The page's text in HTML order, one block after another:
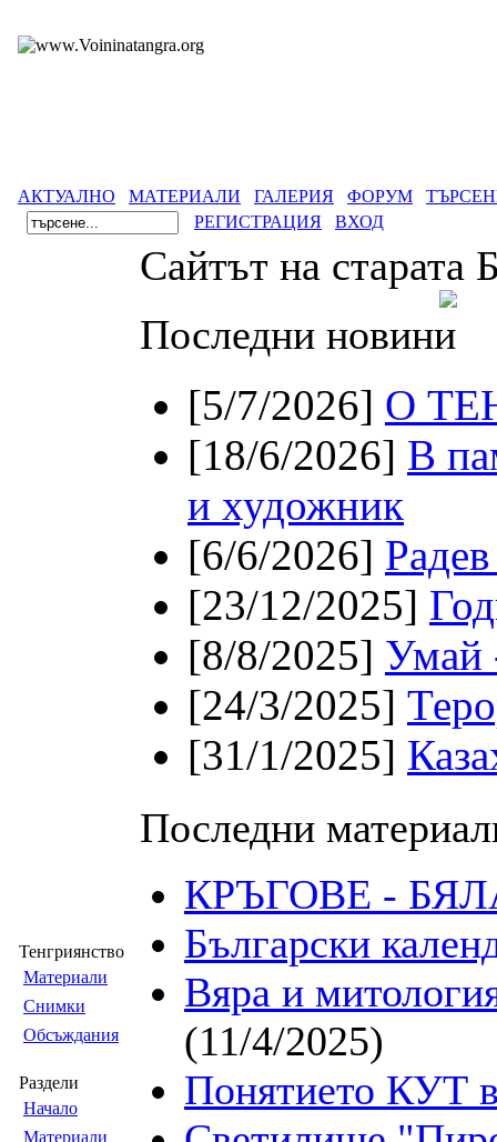
АКТУАЛНО МАТЕРИАЛИ ГАЛЕРИЯ ФОРУМ
РЕГИСТРАЦИЯ
ВХОД
Тенгриянство
Материали
Снимки
Обсъждания
Раздели
Началo
Материали
Сайтът на старата
Последни новини
[5/7/2026] О
[18/6/2026] В
и художник
[6/6/2026]
[23/12/2025]
[8/8/2025] Умай
[24/3/2025]
[31/1/2025]
Последни
КРЪГОВЕ -
Български
Вяра и
(11/4/2025)
Понятието КУТ